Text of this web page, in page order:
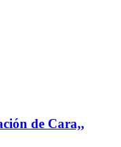
de Cara,,